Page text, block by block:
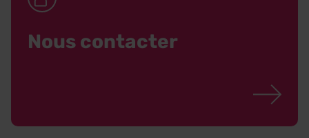
Nous contacter